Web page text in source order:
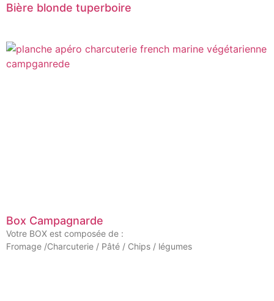
Bière blonde tuperboire
Box Campagnarde
Votre BOX est composée de :
Fromage /Charcuterie / Pâté / Chips / légumes